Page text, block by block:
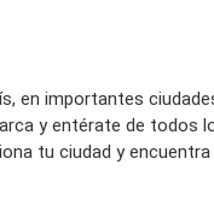
en importantes
y entérate de todos
tu ciudad y